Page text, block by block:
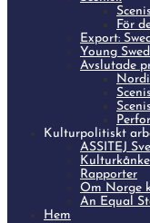
För
Export:
Young
Avslutade
Kulturpolitiskt
ASSITEJ
Rapporter
Om Norge
An Equal
Hem